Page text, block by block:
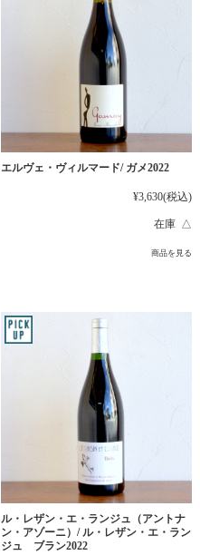
エルヴェ・ヴィルマード/ ガメ2022
¥3,630(税込)
在庫 △
商品を見る
ル・レザン・エ・ランジュ（アントナ
ン・アゾーニ）/ ル・レザン・エ・ラン
ジュ ブラン2022